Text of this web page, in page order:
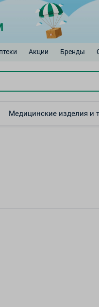
Акции Бренды
Медицинские изделия и